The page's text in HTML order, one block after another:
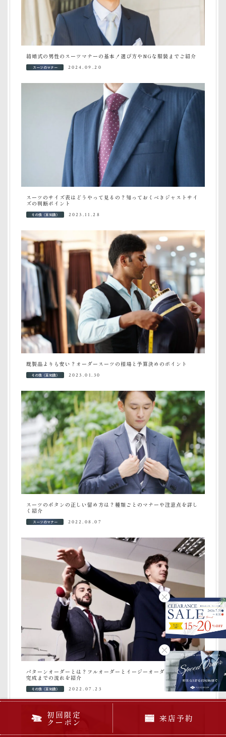
結婚式の男性のスーツマナーの基本！選び方やNGな服装までご紹介
スーツのマナー 2024.09.20
スーツのサイズ表はどうやって見るの？知っておくべきジャストサイ
ズの判断ポイント
その他（豆知識） 2023.11.28
既製品よりも安い？オーダースーツの相場と予算決めのポイント
その他（豆知識） 2023.01.30
スーツのボタンの正しい留め方は？種類ごとのマナーや注意点を詳し
く紹介
スーツのマナー 2022.08.07
パターンオーダーとは？フルオーダーとイージーオーダーとの違いや
完成までの流れを紹介
その他（豆知識） 2022.07.23
初回限定
クーポン 来店予約